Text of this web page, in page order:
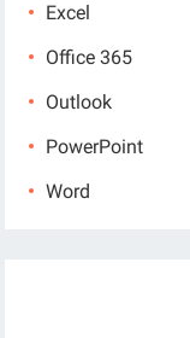
Excel
Office 365
Outlook
PowerPoint
Word